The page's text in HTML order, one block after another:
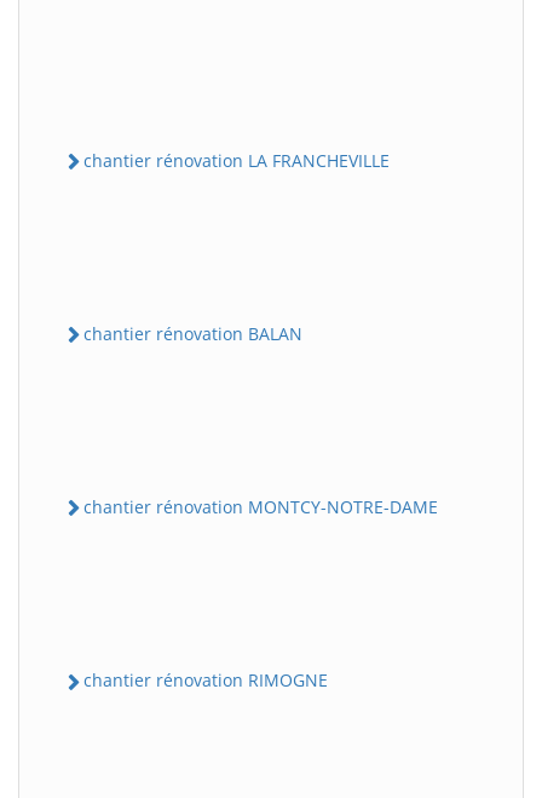
chantier rénovation LA FRANCHEVILLE
chantier rénovation BALAN
chantier rénovation MONTCY-NOTRE-DAME
chantier rénovation RIMOGNE